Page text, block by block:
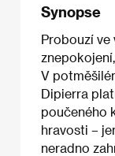
Synopse
Probouzí ve
V
Dipierra
poučeného
hravosti –
neradno